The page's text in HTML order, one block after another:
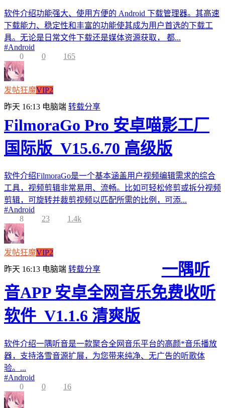
软件介绍功能强大、使用方便的 Android 下载管理器。其高速
下载能力、稳定性和丰富的功能使其成为用户首选的下载工
具。无论是日常文件下载还是媒体资源获取， 都...
#Android
0
0 165
发帖狂魔VIP2
昨天 16:13 电脑端 转载分享
FilmoraGo Pro 安卓喵影工厂
国际版_V15.6.70 高级版
软件介绍FilmoraGo是一个基本涵盖用户视频编辑需求的综合
工具，视频剪辑非常易用、流畅。比如可轻松修剪或拆分视频
剪辑，可旋转并裁剪视频以匹配所需的比例，可添...
#Android
8
23 1.4k
发帖狂魔VIP2
昨天 16:13 电脑端 转载分享
一隅听
音APP 安卓全网音乐免费收听
软件_V1.1.6 清爽版
软件介绍一隅听音是一款聚合全网音乐平台的高颜*音乐播放
器，支持洛雪音源扩展，为您带来纯净、无广告的听歌体
验。...
#Android
0
0 16